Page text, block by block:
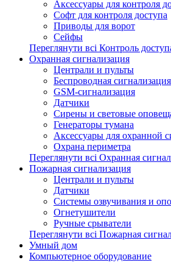
Аксессуары для контроля
Софт для контроля доступа
Приводы для ворот
Сейфы
Переглянути всі Контроль
Охранная сигнализация
Централи и пульты
Беспроводная сигнализация
GSM-сигнализация
Датчики
Сирены и световые
Генераторы тумана
Аксессуары для охранной
Охрана периметра
Переглянути всі Охранная
Пожарная сигнализация
Централи и пульты
Датчики
Системы озвучивания и
Огнетушители
Ручные срыватели
Переглянути всі Пожарная
Умный дом
Компьютерное оборудование